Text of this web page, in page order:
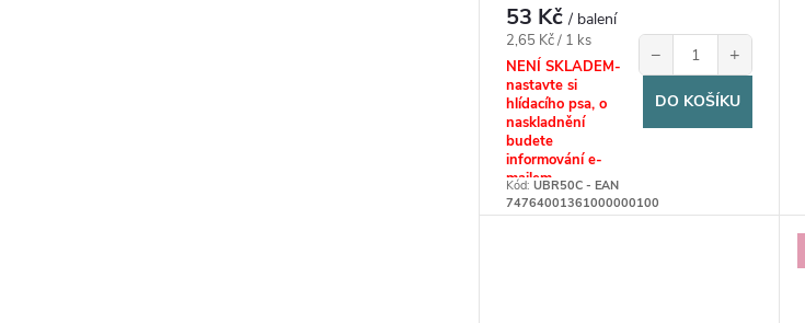
53 Kč/ balení
Měrná
cena:
2,65 Kč / 1 ks
NENÍ SKLADEM-
nastavte si
hlídacího psa, o
naskladnění
budete
informování e-
mailem
− +
DO KOŠÍKU
Kód: UBR50C - EAN
74764001361000000100